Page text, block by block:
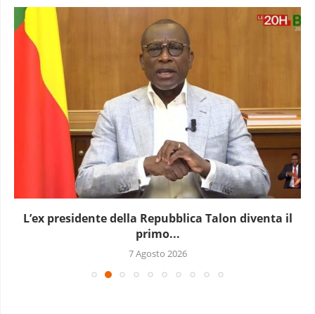
L’ex presidente della Repubblica Talon diventa il
primo...
7 Agosto 2026